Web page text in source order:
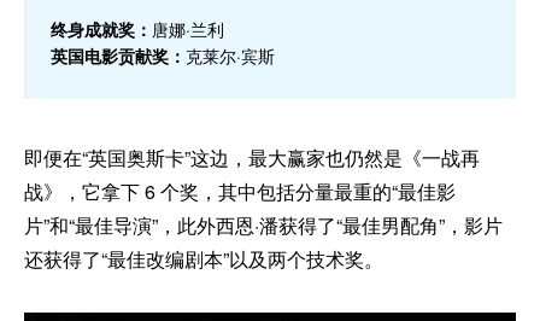
终身成就奖： 唐娜·兰利
英国电影贡献奖： 克莱尔·宾斯
即便在“英国奥斯卡”这边，最大赢家也仍然是《一战再
战》，它拿下 6 个奖，其中包括分量最重的“最佳影
片”和“最佳导演”，此外西恩·潘获得了“最佳男配角”，影片
还获得了“最佳改编剧本”以及两个技术奖。